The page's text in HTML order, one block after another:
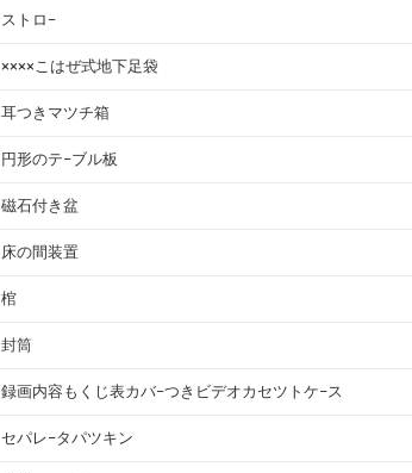
ストロ−
××××こはぜ式地下足袋
耳つきマツチ箱
円形のテ−ブル板
磁石付き盆
床の間装置
棺
封筒
録画内容もくじ表カバ−つきビデオカセツトケ−ス
セパレ−タパツキン